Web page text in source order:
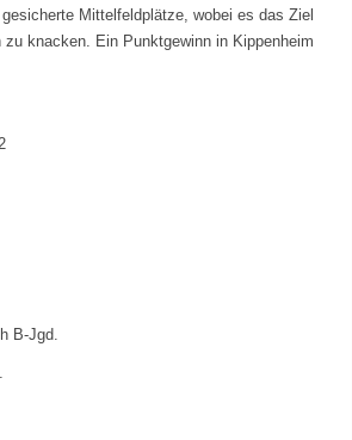
Mittelfeldplätze, wobei es das Ziel
knacken. Ein Punktgewinn in Kippenheim
B-Jgd.